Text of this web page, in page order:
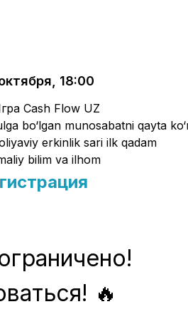
18:00
Cash Flow UZ
bo‘lgan munosabatni qayta
erkinlik sari ilk qadam
bilim va ilhom
🔥